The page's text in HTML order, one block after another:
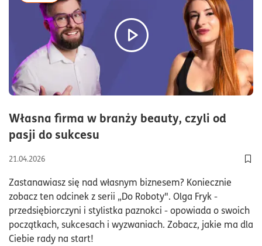
Własna firma w branży beauty, czyli od
pasji do sukcesu
21.04.2026
Zastanawiasz się nad własnym biznesem? Koniecznie
zobacz ten odcinek z serii „Do Roboty". Olga Fryk -
przedsiębiorczyni i stylistka paznokci - opowiada o swoich
początkach, sukcesach i wyzwaniach. Zobacz, jakie ma dla
Ciebie rady na start!